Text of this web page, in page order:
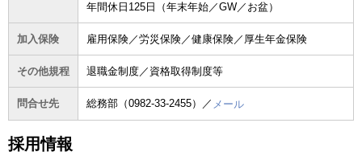
年間休日125日（年末年始／GW／お盆）
加入保険 雇用保険／労災保険／健康保険／厚生年金保険
その他規程 退職金制度／資格取得制度等
問合せ先 総務部（0982-33-2455）／ メール
採用情報